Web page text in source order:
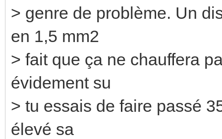
> genre de problème. Un
en 1,5 mm2
> fait que ça ne chauffera
évidement su
> tu essais de faire passé
élevé sa